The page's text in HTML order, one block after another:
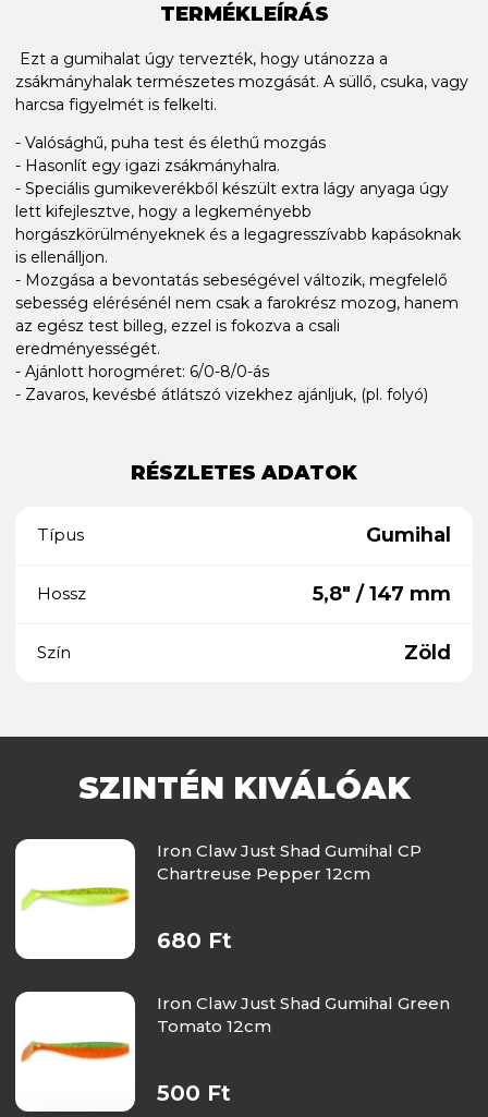
TERMÉKLEÍRÁS
Ezt a gumihalat úgy tervezték, hogy utánozza a
zsákmányhalak természetes mozgását. A süllő, csuka, vagy
harcsa figyelmét is felkelti.
- Valósághű, puha test és élethű mozgás
- Hasonlít egy igazi zsákmányhalra.
- Speciális gumikeverékből készült extra lágy anyaga úgy
lett kifejlesztve, hogy a legkeményebb
horgászkörülményeknek és a legagresszívabb kapásoknak
is ellenálljon.
- Mozgása a bevontatás sebeségével változik, megfelelő
sebesség elérésénél nem csak a farokrész mozog, hanem
az egész test billeg, ezzel is fokozva a csali
eredményességét.
- Ajánlott horogméret: 6/0-8/0-ás
- Zavaros, kevésbé átlátszó vizekhez ajánljuk, (pl. folyó)
RÉSZLETES ADATOK
Típus Gumihal
Hossz 5,8" / 147 mm
Szín Zöld
SZINTÉN KIVÁLÓAK
Iron Claw Just Shad Gumihal CP
Chartreuse Pepper 12cm
680 Ft
Iron Claw Just Shad Gumihal Green
Tomato 12cm
500 Ft